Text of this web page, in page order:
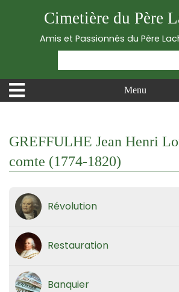
Cimetière du Père
Amis et Passionnés du Père
Menu
GREFFULHE Jean Henri
comte (1774-1820)
Révolution
Restauration
Banquier